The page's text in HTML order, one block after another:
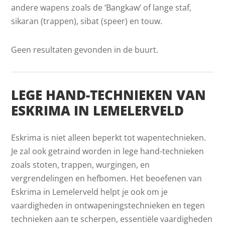
andere wapens zoals de ‘Bangkaw’ of lange staf,
sikaran (trappen), sibat (speer) en touw.
Geen resultaten gevonden in de buurt.
LEGE HAND-TECHNIEKEN VAN
ESKRIMA IN LEMELERVELD
Eskrima is niet alleen beperkt tot wapentechnieken.
Je zal ook getraind worden in lege hand-technieken
zoals stoten, trappen, wurgingen, en
vergrendelingen en hefbomen. Het beoefenen van
Eskrima in Lemelerveld helpt je ook om je
vaardigheden in ontwapeningstechnieken en tegen
technieken aan te scherpen, essentiële vaardigheden